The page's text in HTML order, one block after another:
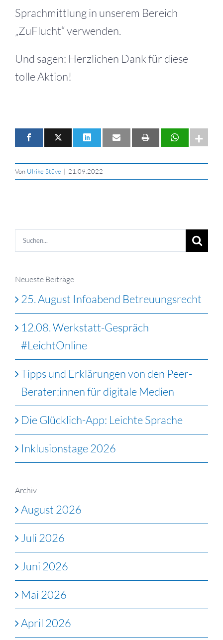
Sprachmittlung in unserem Bereich
„ZuFlucht“ verwenden.
Und sagen: Herzlichen Dank für diese
tolle Aktion!
Von Ulrike Stüve | 21.09.2022
Suche
nach:
Neueste Beiträge
25. August Infoabend Betreuungsrecht
12.08. Werkstatt-Gespräch
#LeichtOnline
Tipps und Erklärungen von den Peer-
Berater:innen für digitale Medien
Die Glücklich-App: Leichte Sprache
Inklusionstage 2026
Archiv
August 2026
Juli 2026
Juni 2026
Mai 2026
April 2026